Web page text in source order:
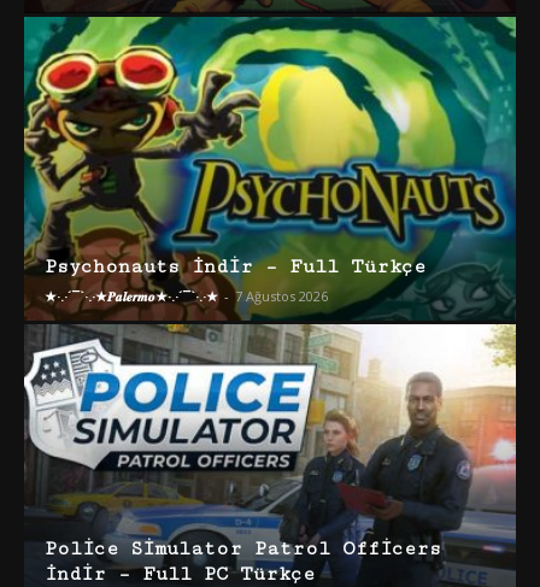
Psychonauts İndir – Full Türkçe
★·.·´¯`·.·★𝑷𝒂𝒍𝒆𝒓𝒎𝒐★·.·´¯`·.·★ - 7 Ağustos 2026
Police Simulator Patrol Officers
İndir – Full PC Türkçe